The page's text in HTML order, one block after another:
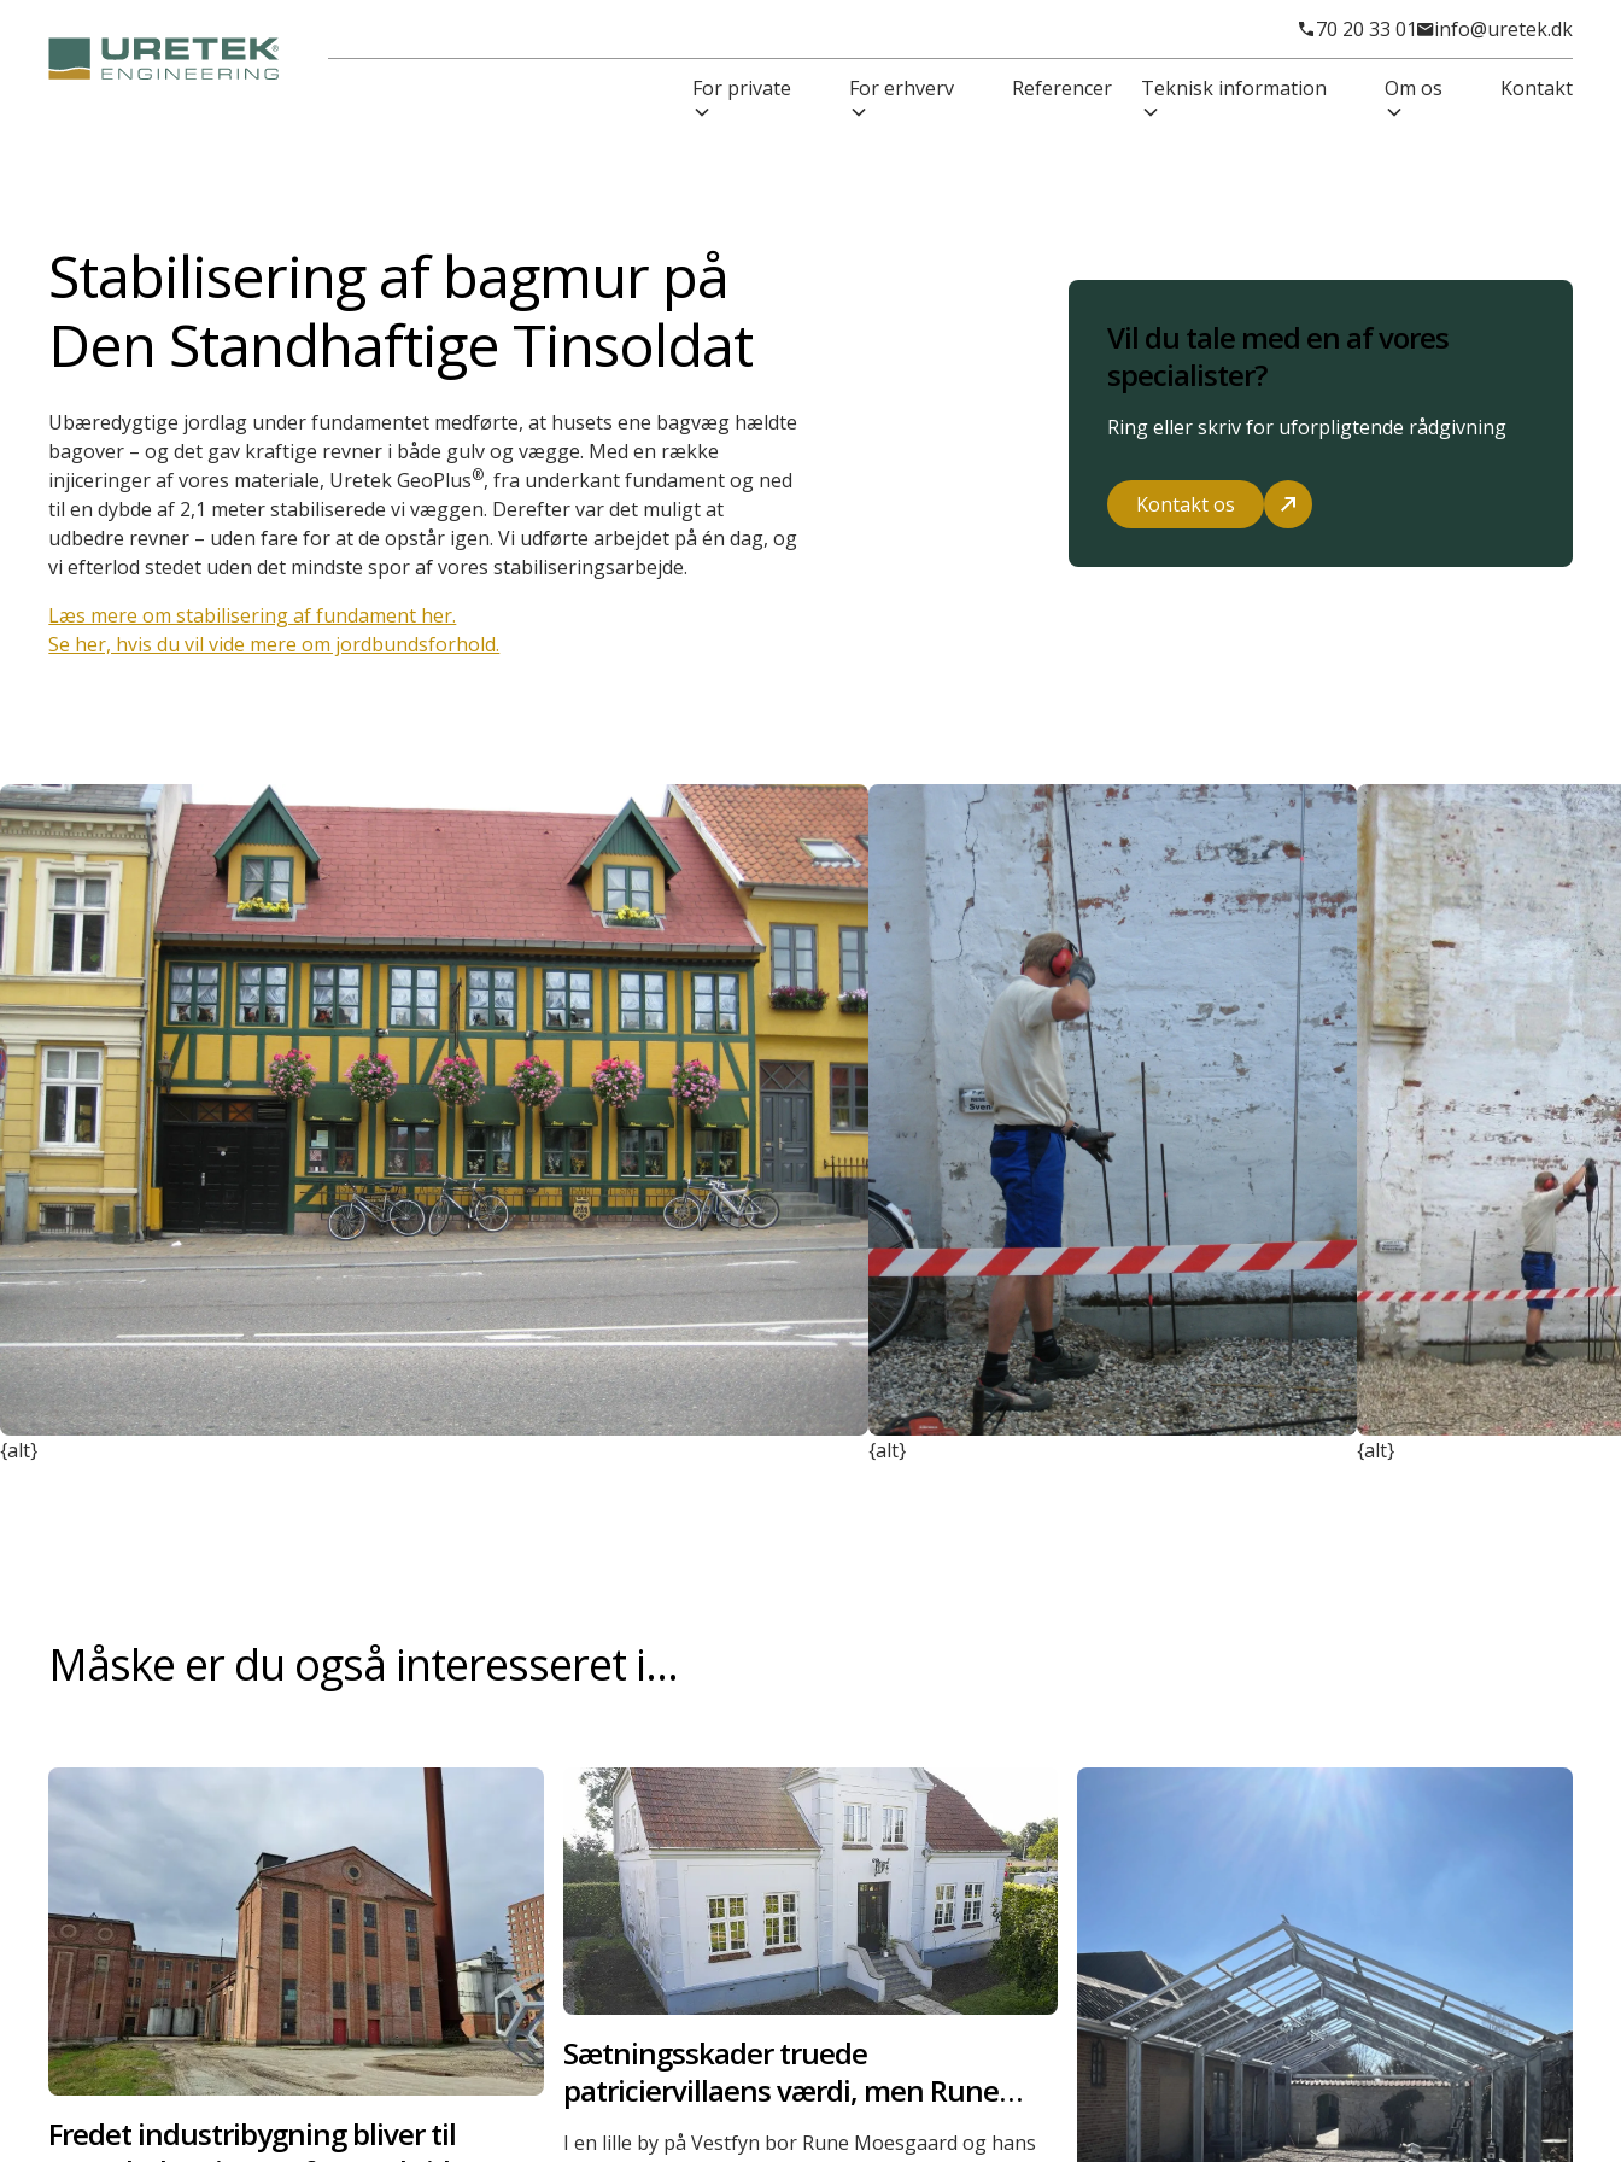
70 20 33 01 info@uretek.dk
For private For erhverv Referencer Teknisk information Om os Kontakt
Stabilisering af bagmur på
Den Standhaftige Tinsoldat
Ubæredygtige jordlag under fundamentet medførte, at husets ene bagvæg hældte
bagover – og det gav kraftige revner i både gulv og vægge. Med en række
injiceringer af vores materiale, Uretek GeoPlus®, fra underkant fundament og ned
til en dybde af 2,1 meter stabiliserede vi væggen. Derefter var det muligt at
udbedre revner – uden fare for at de opstår igen. Vi udførte arbejdet på én dag, og
vi efterlod stedet uden det mindste spor af vores stabiliseringsarbejde.
Læs mere om stabilisering af fundament her.
Se her, hvis du vil vide mere om jordbundsforhold.
Vil du tale med en af vores
specialister?
Ring eller skriv for uforpligtende rådgivning
Kontakt os
{alt} {alt} {alt}
Måske er du også interesseret i...
Fredet industribygning bliver til
Sætningsskader truede
patriciervillaens værdi, men Rune
fandt løsningen
I en lille by på Vestfyn bor Rune Moesgaard og hans